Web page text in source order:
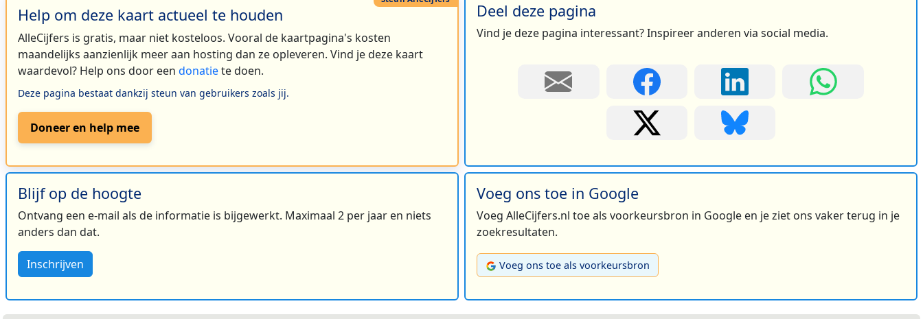
Help om deze kaart actueel te houden
AlleCijfers is gratis, maar niet kosteloos. Vooral de kaartpagina's kosten
maandelijks aanzienlijk meer aan hosting dan ze opleveren. Vind je deze kaart
waardevol? Help ons door een donatiete doen.
Deze pagina bestaat dankzij steun van gebruikers zoals jij.
Doneer en help mee
Deel deze pagina
Vind je deze pagina interessant? Inspireer anderen via social media.
Blijf op de hoogte
Ontvang een e-mail als de informatie is bijgewerkt. Maximaal 2 per jaar en niets
anders dan dat.
Inschrijven
Voeg ons toe in Google
Voeg AlleCijfers.nl toe als voorkeursbron in Google en je ziet ons vaker terug in je
zoekresultaten.
Voeg ons toe als voorkeursbron